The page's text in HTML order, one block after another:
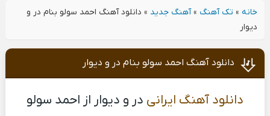
خانه» تک آهنگ »آهنگ جدید » دانلود آهنگ احمد سولو بنام در و
دیوار
دانلود آهنگ احمد سولو بنام در و دیوار
دانلود آهنگ ایرانی در و دیوار از احمد سولو